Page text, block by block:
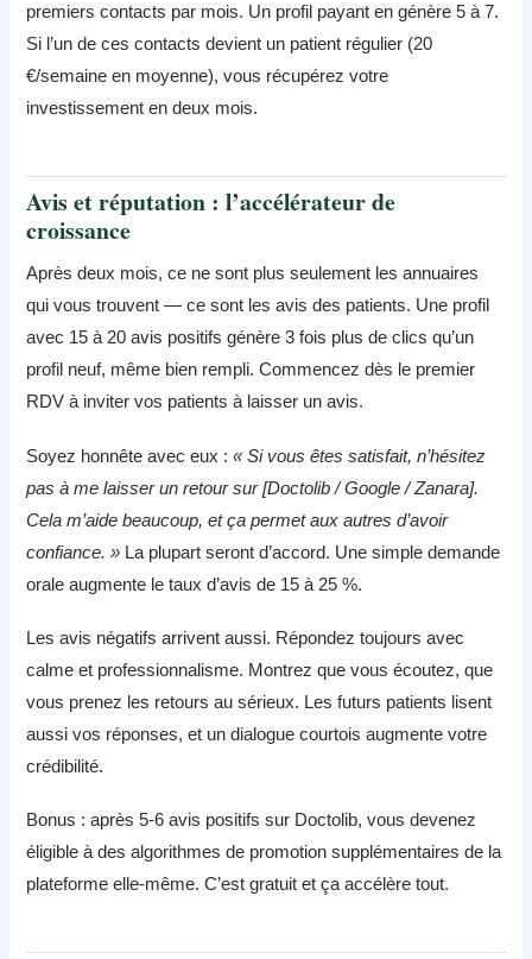
premiers contacts par mois. Un profil payant en génère 5 à 7.
Si l’un de ces contacts devient un patient régulier (20
€/semaine en moyenne), vous récupérez votre
investissement en deux mois.
Avis et réputation : l’accélérateur de
croissance
Après deux mois, ce ne sont plus seulement les annuaires
qui vous trouvent — ce sont les avis des patients. Une profil
avec 15 à 20 avis positifs génère 3 fois plus de clics qu’un
profil neuf, même bien rempli. Commencez dès le premier
RDV à inviter vos patients à laisser un avis.
Soyez honnête avec eux :« Si vous êtes satisfait, n’hésitez
pas à me laisser un retour sur [Doctolib / Google / Zanara].
Cela m’aide beaucoup, et ça permet aux autres d’avoir
confiance. » La plupart seront d’accord. Une simple demande
orale augmente le taux d’avis de 15 à 25 %.
Les avis négatifs arrivent aussi. Répondez toujours avec
calme et professionnalisme. Montrez que vous écoutez, que
vous prenez les retours au sérieux. Les futurs patients lisent
aussi vos réponses, et un dialogue courtois augmente votre
crédibilité.
Bonus : après 5-6 avis positifs sur Doctolib, vous devenez
éligible à des algorithmes de promotion supplémentaires de la
plateforme elle-même. C’est gratuit et ça accélère tout.